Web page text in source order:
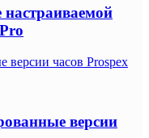
настраиваемой
версии часов Prospex
версии